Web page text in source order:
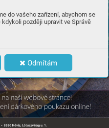
do vašeho zařízení, abychom se
později upravit ve Správě
Odmítám